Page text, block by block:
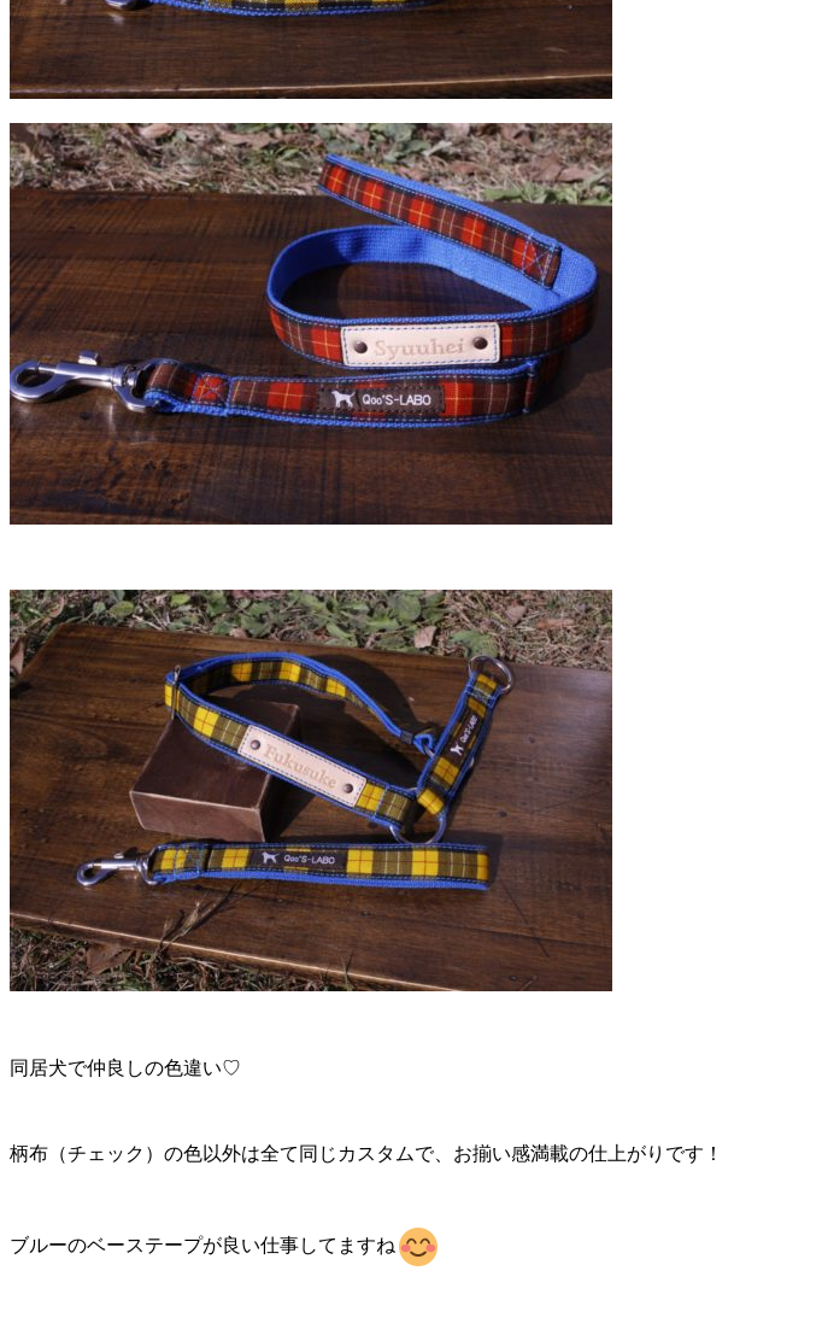
同居犬で仲良しの色違い♡
柄布（チェック）の色以外は全て同じカスタムで、お揃い感満載の仕上がりです！
ブルーのベーステープが良い仕事してますね